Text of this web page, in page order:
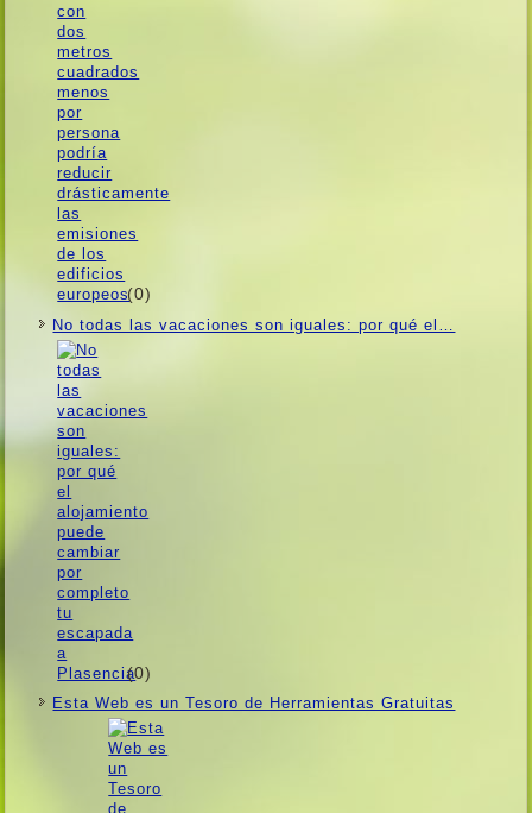
(0)
No todas las vacaciones son iguales: por qué el…
(0)
Esta Web es un Tesoro de Herramientas Gratuitas